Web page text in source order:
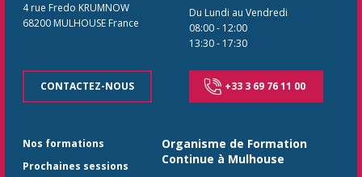
4 rue Fredo KRUMNOW
68200 MULHOUSE France
CONTACTEZ-NOUS
Du Lundi au Vendredi
08:00- 12:00
13:30- 17:30
+33 3 69 76 11 00
Nos formations
Prochaines sessions
Organisme de Formation
Continue à Mulhouse